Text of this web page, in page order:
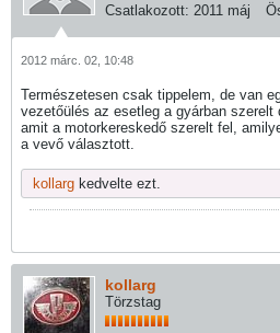
Csatlakozott: 2011 máj
2012 márc. 02, 10:48
Természetesen csak tippelem, de van
vezetőülés az esetleg a gyárban szerelt
amit a motorkereskedő szerelt fel,
a vevő választott.
kollarg kedvelte ezt.
kollarg
Törzstag